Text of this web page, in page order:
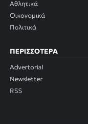
Αθλητικά
Οικονομικά
Πολιτικά
ΠΕΡΙΣΣΌΤΕΡΑ
Advertorial
Newsletter
RSS